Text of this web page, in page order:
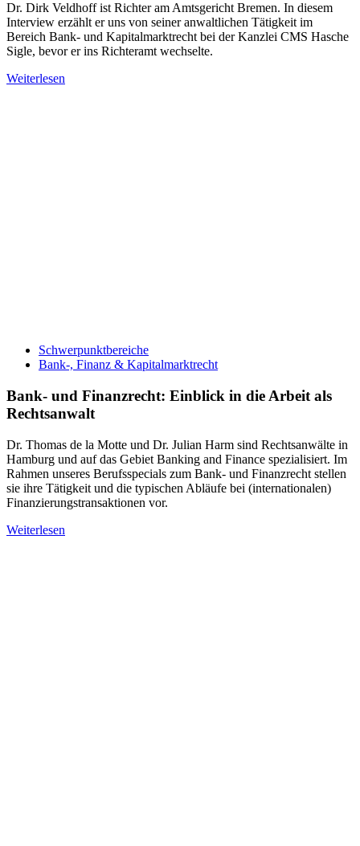
Dr. Dirk Veldhoff ist Richter am Amtsgericht Bremen. In diesem
Interview erzählt er uns von seiner anwaltlichen Tätigkeit im
Bereich Bank- und Kapitalmarktrecht bei der Kanzlei CMS Hasche
Sigle, bevor er ins Richteramt wechselte.
Weiterlesen
Schwerpunktbereiche
Bank-, Finanz & Kapitalmarktrecht
Bank- und Finanzrecht: Einblick in die Arbeit als
Rechtsanwalt
Dr. Thomas de la Motte und Dr. Julian Harm sind Rechtsanwälte in
Hamburg und auf das Gebiet Banking and Finance spezialisiert. Im
Rahmen unseres Berufsspecials zum Bank- und Finanzrecht stellen
sie ihre Tätigkeit und die typischen Abläufe bei (internationalen)
Finanzierungstransaktionen vor.
Weiterlesen